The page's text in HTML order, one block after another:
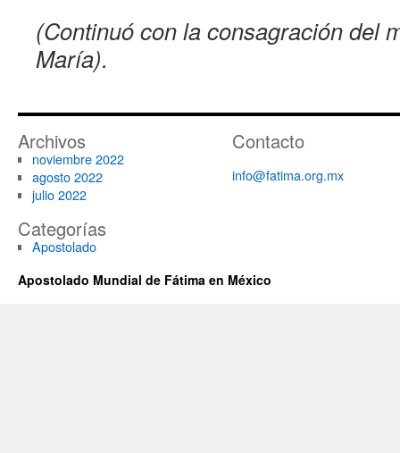
(Continuó con la consagración del
María).
Archivos
noviembre 2022
agosto 2022
julio 2022
Categorías
Apostolado
Contacto
info@fatima.org.mx
Apostolado Mundial de Fátima en México